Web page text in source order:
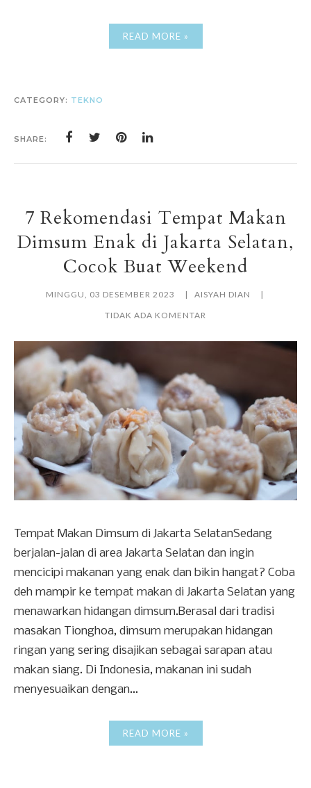
READ MORE »
CATEGORY: TEKNO
SHARE:
7 Rekomendasi Tempat Makan
Dimsum Enak di Jakarta Selatan,
Cocok Buat Weekend
MINGGU, 03 DESEMBER 2023
AISYAH DIAN
TIDAK ADA KOMENTAR
Tempat Makan Dimsum di Jakarta SelatanSedang
berjalan-jalan di area Jakarta Selatan dan ingin
mencicipi makanan yang enak dan bikin hangat? Coba
deh mampir ke tempat makan di Jakarta Selatan yang
menawarkan hidangan dimsum.Berasal dari tradisi
masakan Tionghoa, dimsum merupakan hidangan
ringan yang sering disajikan sebagai sarapan atau
makan siang. Di Indonesia, makanan ini sudah
menyesuaikan dengan...
READ MORE »